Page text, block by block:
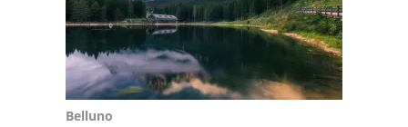
Belluno